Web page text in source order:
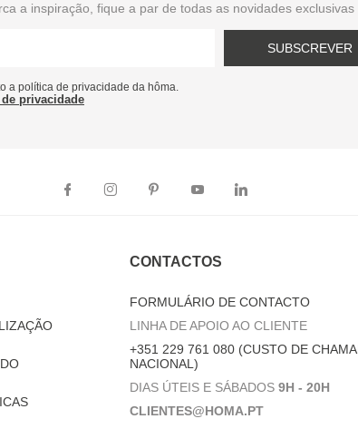
a inspiração, fique a par de todas as novidades exclusivas
SUBSCREVER
a política de privacidade da hôma.
privacidade
CONTACTOS
FORMULÁRIO DE CONTACTO
LINHA DE APOIO AO CLIENTE
+351 229 761 080 (CUSTO DE
NACIONAL)
DIAS ÚTEIS E SÁBADOS 9H - 20H
CLIENTES@HOMA.PT